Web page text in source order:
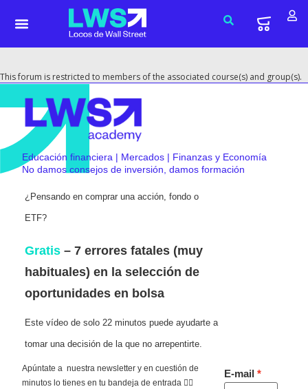
This forum is restricted to members of the associated course(s) and group(s).
Educación financiera | Mercados | Finanzas y Economía
No damos consejos de inversión, damos formación
¿Pensando en comprar una acción, fondo o
ETF?
Gratis – 7 errores fatales (muy
habituales) en la selección de
oportunidades en bolsa
Este vídeo de solo 22 minutos puede ayudarte a
tomar una decisión de la que no arrepentirte.
Apúntate a nuestra newsletter y en cuestión de
minutos lo tienes en tu bandeja de entrada 👇🏻
E-mail